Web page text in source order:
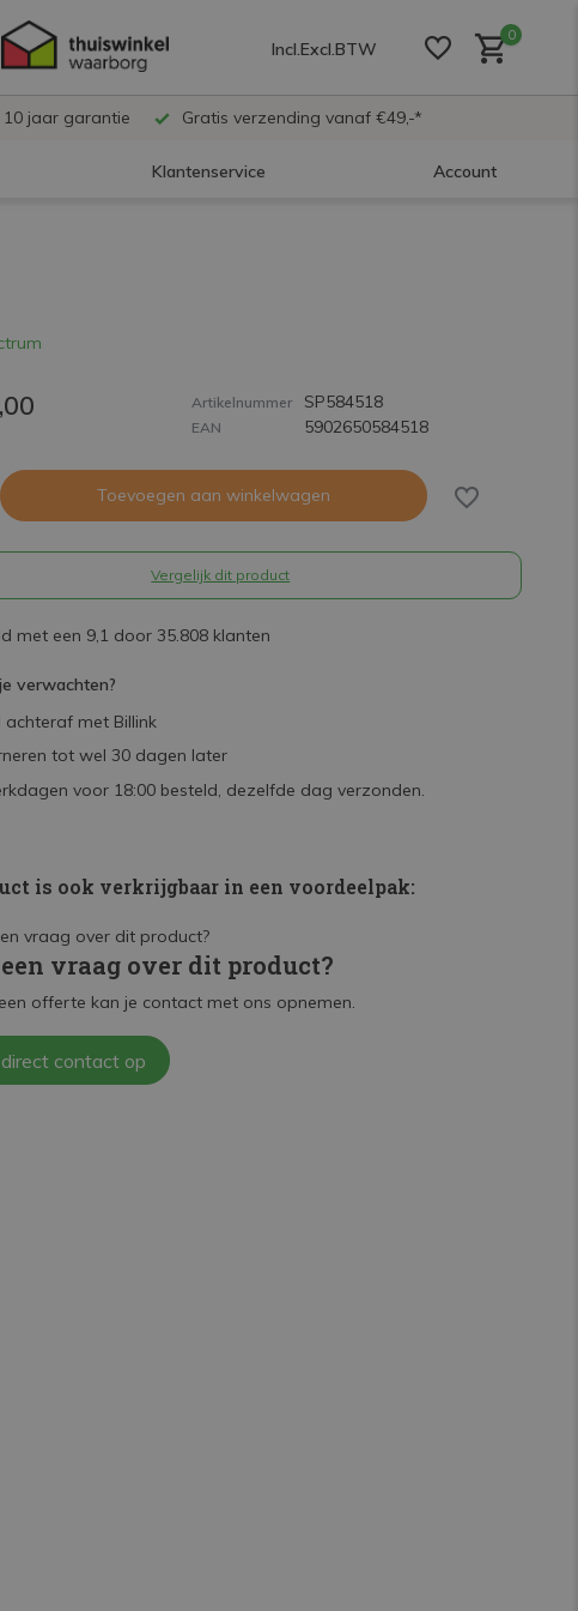
Incl.Excl.BTW
0
jaar garantie Gratis verzending vanaf €49,-*
Klantenservice Account
Artikelnummer SP584518
EAN 5902650584518
Toevoegen aan winkelwagen
Vergelijk dit product
met een 9,1 door 35.808 klanten
verwachten?
achteraf met Billink
tot wel 30 dagen later
voor 18:00 besteld, dezelfde dag verzonden.
is ook verkrijgbaar in een voordeelpak:
vraag over dit product?
offerte kan je contact met ons opnemen.
contact op